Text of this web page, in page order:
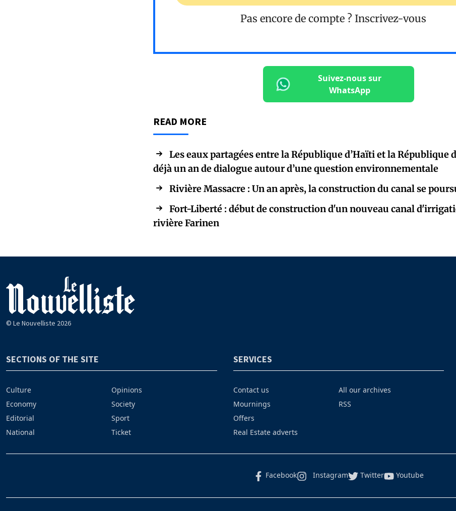
Pas encore de compte ? Inscrivez-vous
Suivez-nous sur
WhatsApp
READ MORE
Les eaux partagées entre la République d’Haïti et la République
déjà un an de dialogue autour d’une question environnementale
Rivière Massacre : Un an après, la construction du canal se
Fort-Liberté : début de construction d'un nouveau canal
rivière Farinen
© Le Nouvelliste 2026
SECTIONS OF THE SITE
Culture
Economy
Editorial
National
Opinions
Society
Sport
Ticket
SERVICES
Contact us
Mournings
Offers
Real Estate adverts
All our archives
RSS
Facebook Instagram Twitter Youtube